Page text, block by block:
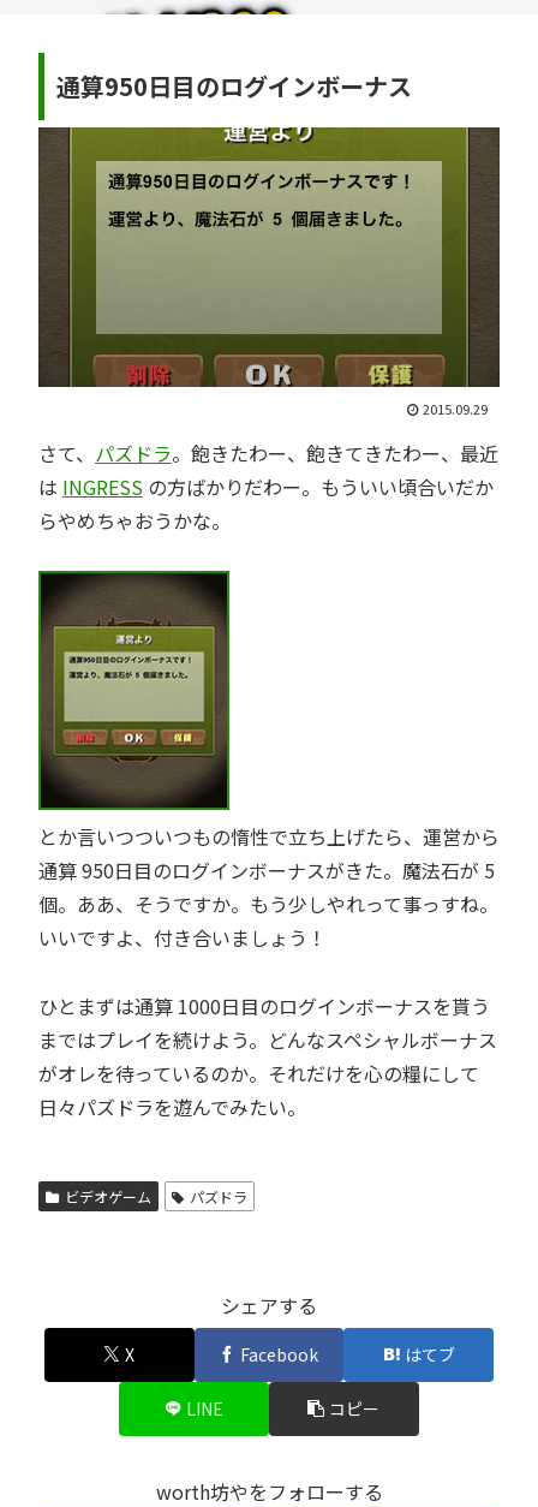
通算950日目のログインボーナス
2015.09.29
さて、 パズドラ。飽きたわー、飽きてきたわー、最近
は INGRESS の方ばかりだわー。もういい頃合いだか
らやめちゃおうかな。
とか言いつついつもの惰性で立ち上げたら、運営から
通算 950日目のログインボーナスがきた。魔法石が 5
個。ああ、そうですか。もう少しやれって事っすね。
いいですよ、付き合いましょう！
ひとまずは通算 1000日目のログインボーナスを貰う
まではプレイを続けよう。どんなスペシャルボーナス
がオレを待っているのか。それだけを心の糧にして
日々パズドラを遊んでみたい。
ビデオゲーム パズドラ
シェアする
X Facebook はてブ
LINE コピー
worth坊やをフォローする